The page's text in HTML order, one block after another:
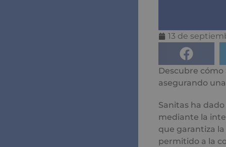
13 de
Descubre
asegurando
Sanitas ha
mediante la
que garantiza
permitido a la